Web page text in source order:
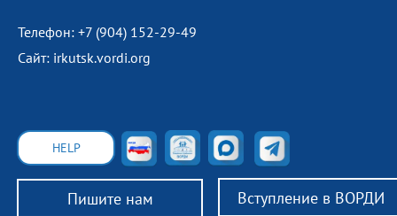
Телефон: +7 (904) 152-29-49
Сайт: irkutsk.vordi.org
Пишите нам Вступление в ВОРДИ
HELP